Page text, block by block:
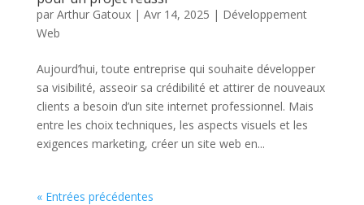
par Arthur Gatoux| Avr 14, 2025 | Développement
Web
Aujourd’hui, toute entreprise qui souhaite développer
sa visibilité, asseoir sa crédibilité et attirer de nouveaux
clients a besoin d’un site internet professionnel. Mais
entre les choix techniques, les aspects visuels et les
exigences marketing, créer un site web en...
« Entrées précédentes